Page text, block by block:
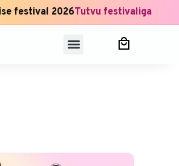
festival 2026Tutvu festivaliga